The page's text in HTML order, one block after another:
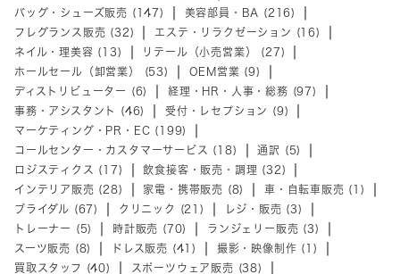
バッグ・シューズ販売 (147)
美容部員・BA (216)
フレグランス販売 (32)
エステ・リラクゼーション (16)
ネイル・理美容 (13)
リテール（小売営業） (27)
ホールセール（卸営業） (53)
OEM営業 (9)
ディストリビューター (6)
経理・HR・人事・総務 (97)
事務・アシスタント (46)
受付・レセプション (9)
マーケティング・PR・EC (199)
コールセンター・カスタマーサービス (18)
通訳 (5)
ロジスティクス (17)
飲食接客・販売・調理 (32)
インテリア販売 (28)
家電・携帯販売 (8)
車・自転車販売 (1)
ブライダル (67)
クリニック (21)
レジ・販売 (3)
トレーナー (5)
時計販売 (70)
ランジェリー販売 (3)
スーツ販売 (8)
ドレス販売 (41)
撮影・映像制作 (1)
買取スタッフ (40)
スポーツウェア販売 (38)